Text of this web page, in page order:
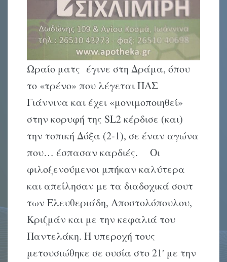
Ωραίο ματς έγινε στη Δράμα, όπου
το «τρένο» που λέγεται ΠΑΣ
Γιάννινα και έχει «μονιμοποιηθεί»
στην κορυφή της SL2 κέρδισε (και)
την τοπική Δόξα (2-1), σε έναν αγώνα
που… έσπασαν καρδιές. Οι
φιλοξενούμενοι μπήκαν καλύτερα
και απείλησαν με τα διαδοχικά σουτ
των Ελευθεριάδη, Αποστολόπουλου,
Κριζμάν και με την κεφαλιά του
Παντελάκη. Η υπεροχή τους
μετουσιώθηκε σε ουσία στο 21′ με την